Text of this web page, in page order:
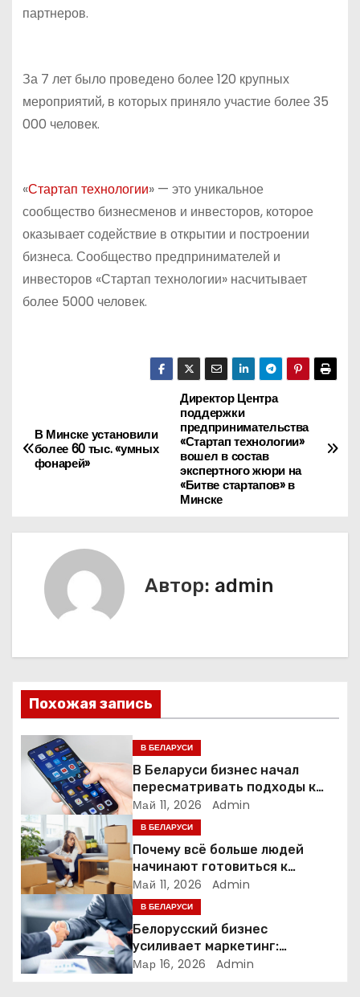
партнеров.
За 7 лет было проведено более 120 крупных
мероприятий, в которых приняло участие более 35
000 человек.
«Стартап технологии» — это уникальное
сообщество бизнесменов и инвесторов, которое
оказывает содействие в открытии и построении
бизнеса. Сообщество предпринимателей и
инвесторов «Стартап технологии» насчитывает
более 5000 человек.
а
в
г
п
о
з
а
п
и
с
я
м
Директор Центра
поддержки
предпринимательства
«Стартап технологии»
вошел в состав
экспертного жюри на
«Битве стартапов» в
Минске
В Минске установили
более 60 тыс. «умных
фонарей»
Автор: admin
Похожая запись
В БЕЛАРУСИ
В Беларуси бизнес начал
пересматривать подходы к
маркетингу и digital-рекламе
Май 11, 2026 Admin
В БЕЛАРУСИ
Почему всё больше людей
начинают готовиться к
переезду заранее
Май 11, 2026 Admin
В БЕЛАРУСИ
Белорусский бизнес
усиливает маркетинг:
компании меняют стратегии
Мар 16, 2026 Admin